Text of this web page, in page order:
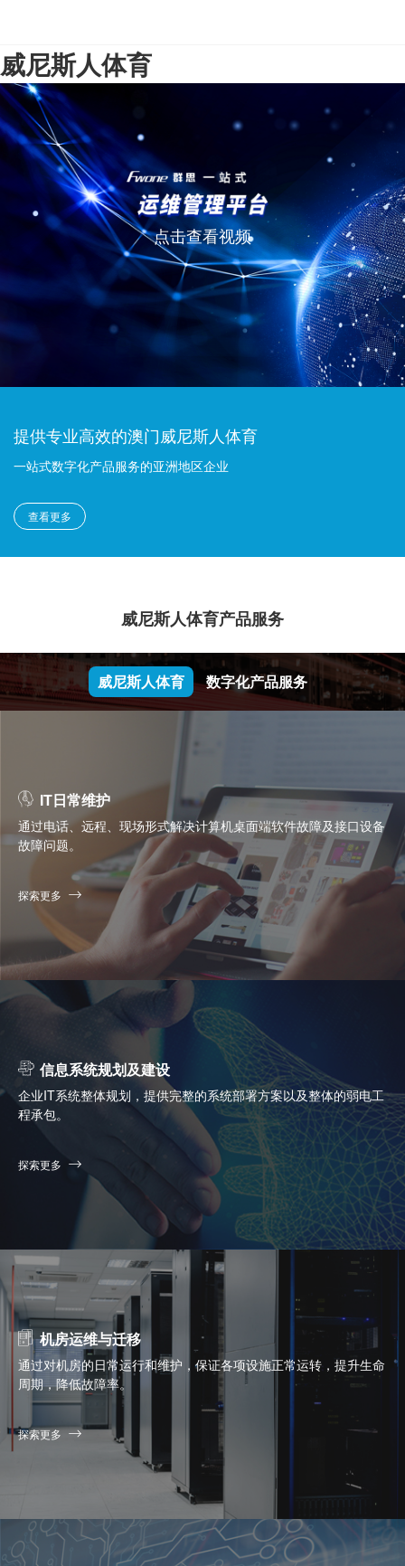
威尼斯人体育
点击查看视频
提供专业高效的澳门威尼斯人体育
一站式数字化产品服务的亚洲地区企业
查看更多
威尼斯人体育产品服务
威尼斯人体育 数字化产品服务
IT日常维护
通过电话、远程、现场形式解决计算机桌面端软件故障及接口设备
故障问题。
探索更多
信息系统规划及建设
企业IT系统整体规划，提供完整的系统部署方案以及整体的弱电工
程承包。
探索更多
机房运维与迁移
通过对机房的日常运行和维护，保证各项设施正常运转，提升生命
周期，降低故障率。
探索更多